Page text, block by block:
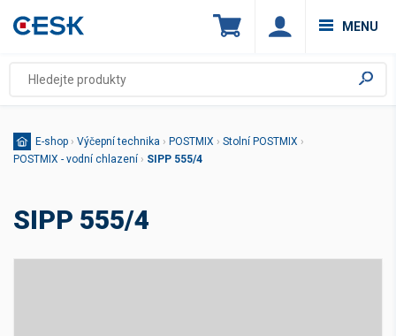
MENU
E-shop › Výčepní technika › POSTMIX › Stolní POSTMIX ›
POSTMIX - vodní chlazení › SIPP 555/4
SIPP 555/4